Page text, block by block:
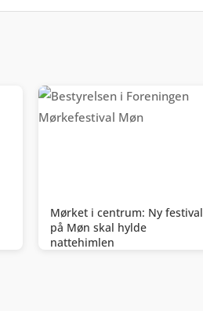
Mørket i centrum: Ny festival
på Møn skal hylde
nattehimlen